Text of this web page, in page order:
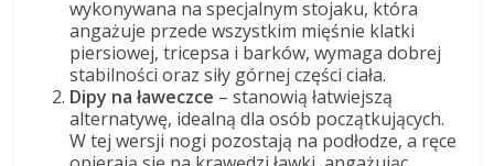
wykonywana na specjalnym stojaku, która
angażuje przede wszystkim mięśnie klatki
piersiowej, tricepsa i barków, wymaga dobrej
stabilności oraz siły górnej części ciała.
Dipy na ławeczce – stanowią łatwiejszą
alternatywę, idealną dla osób początkujących.
W tej wersji nogi pozostają na podłodze, a ręce